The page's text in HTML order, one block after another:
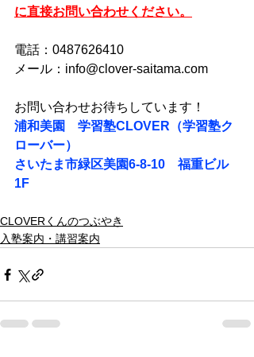
に直接お問い合わせください。
電話：0487626410
メール：info@clover-saitama.com
お問い合わせお待ちしています！
浦和美園　学習塾CLOVER（学習塾ク
ローバー）
さいたま市緑区美園6-8-10　福重ビル
1F
CLOVERくんのつぶやき
入塾案内・講習案内